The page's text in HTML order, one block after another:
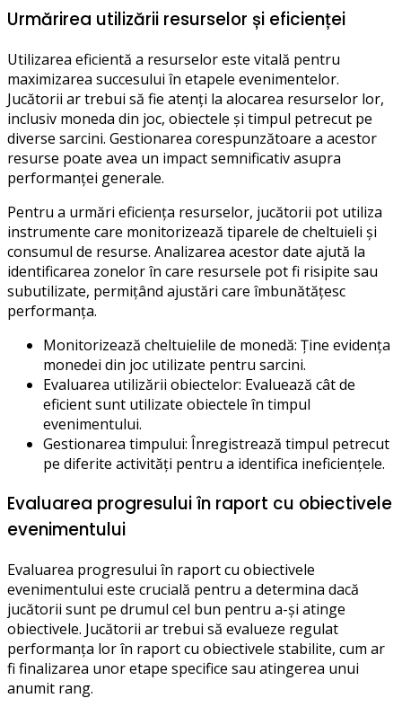
Urmărirea utilizării resurselor și eficienței
Utilizarea eficientă a resurselor este vitală pentru
maximizarea succesului în etapele evenimentelor.
Jucătorii ar trebui să fie atenți la alocarea resurselor lor,
inclusiv moneda din joc, obiectele și timpul petrecut pe
diverse sarcini. Gestionarea corespunzătoare a acestor
resurse poate avea un impact semnificativ asupra
performanței generale.
Pentru a urmări eficiența resurselor, jucătorii pot utiliza
instrumente care monitorizează tiparele de cheltuieli și
consumul de resurse. Analizarea acestor date ajută la
identificarea zonelor în care resursele pot fi risipite sau
subutilizate, permițând ajustări care îmbunătățesc
performanța.
Monitorizează cheltuielile de monedă: Ține evidența
monedei din joc utilizate pentru sarcini.
Evaluarea utilizării obiectelor: Evaluează cât de
eficient sunt utilizate obiectele în timpul
evenimentului.
Gestionarea timpului: Înregistrează timpul petrecut
pe diferite activități pentru a identifica ineficiențele.
Evaluarea progresului în raport cu obiectivele
evenimentului
Evaluarea progresului în raport cu obiectivele
evenimentului este crucială pentru a determina dacă
jucătorii sunt pe drumul cel bun pentru a-și atinge
obiectivele. Jucătorii ar trebui să evalueze regulat
performanța lor în raport cu obiectivele stabilite, cum ar
fi finalizarea unor etape specifice sau atingerea unui
anumit rang.